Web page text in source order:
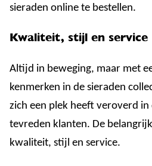
sieraden online te bestellen.
Kwaliteit, stijl en service
Altijd in beweging, maar met
kenmerken in de sieraden
zich een plek heeft veroverd
tevreden klanten. De
kwaliteit, stijl en service.